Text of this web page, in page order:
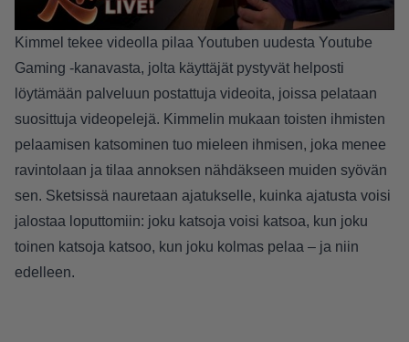
Kimmel tekee videolla pilaa Youtuben uudesta Youtube
Gaming -kanavasta, jolta käyttäjät pystyvät helposti
löytämään palveluun postattuja videoita, joissa pelataan
suosittuja videopelejä. Kimmelin mukaan toisten ihmisten
pelaamisen katsominen tuo mieleen ihmisen, joka menee
ravintolaan ja tilaa annoksen nähdäkseen muiden syövän
sen. Sketsissä nauretaan ajatukselle, kuinka ajatusta voisi
jalostaa loputtomiin: joku katsoja voisi katsoa, kun joku
toinen katsoja katsoo, kun joku kolmas pelaa – ja niin
edelleen.